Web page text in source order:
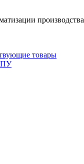
производства
товары